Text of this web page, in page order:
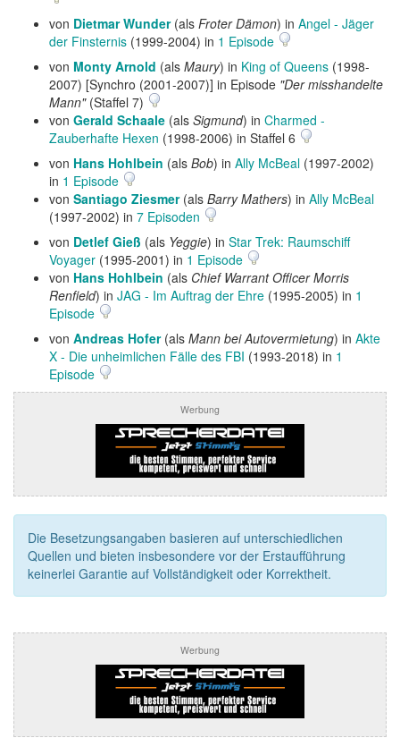
von Dietmar Wunder(als Froter Dämon) in Angel - Jäger
der Finsternis (1999-2004) in 1 Episode
von Monty Arnold (als Maury) in King of Queens (1998-
2007) [Synchro (2001-2007)] in Episode "Der misshandelte
Mann"(Staffel 7)
von Gerald Schaale (als Sigmund) in Charmed -
Zauberhafte Hexen (1998-2006) in Staffel 6
von Hans Hohlbein (als Bob) in Ally McBeal (1997-2002)
in 1 Episode
von Santiago Ziesmer(als Barry Mathers) in Ally McBeal
(1997-2002) in 7 Episoden
von Detlef Gieß (als Yeggie) in Star Trek: Raumschiff
Voyager (1995-2001) in 1 Episode
von Hans Hohlbein (als Chief Warrant Officer Morris
Renfield) in JAG - Im Auftrag der Ehre (1995-2005) in 1
Episode
von Andreas Hofer(als Mann bei Autovermietung) in Akte
X - Die unheimlichen Fälle des FBI (1993-2018) in 1
Episode
Werbung
Die Besetzungsangaben basieren auf unterschiedlichen
Quellen und bieten insbesondere vor der Erstaufführung
keinerlei Garantie auf Vollständigkeit oder Korrektheit.
Werbung